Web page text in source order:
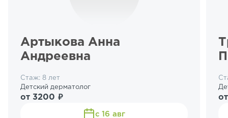
Артыкова Анна
Андреевна
Стаж: 8 лет
Детский дерматолог
от 3200 ₽
с 16 авг